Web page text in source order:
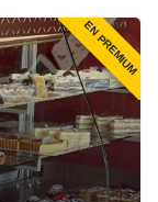
EN PREMIUM